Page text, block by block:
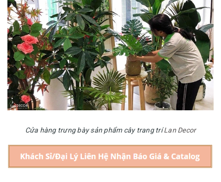
Cửa hàng trưng bày sản phẩm cây trang tríLan Decor